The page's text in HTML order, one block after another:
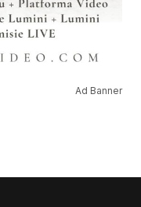
Ad Banner